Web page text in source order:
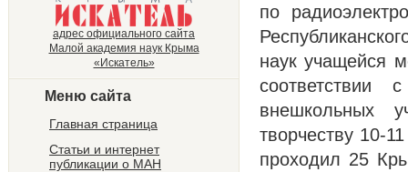
адрес официального сайта
Малой академия наук Крыма
«Искатель»
Меню сайта
Главная страница
Статьи и интернет
публикации о МАН
по
наук учащейся
соответствии
внешкольных
творчеству 10-
проходил 25